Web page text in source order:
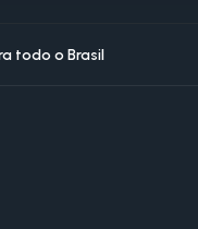
todo o Brasil